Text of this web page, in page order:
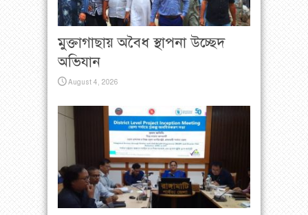
মুক্তাগাছায় অবৈধ স্থাপনা উচ্ছেদ
অভিযান
August 4, 2026